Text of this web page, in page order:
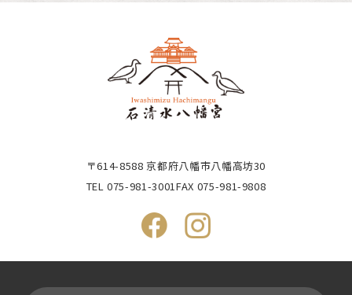
〒614-8588 京都府八幡市八幡高坊30
TEL075-981-3001 FAX 075-981-9808